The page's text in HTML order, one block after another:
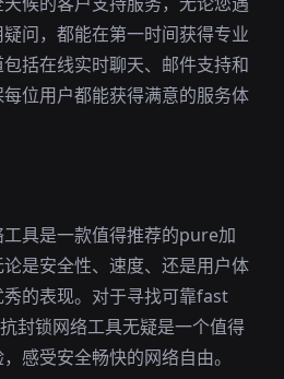
问，都能在第一时间获得专业
括在线实时聊天、邮件支持和
位用户都能获得满意的服务体
具是一款值得推荐的pure加
是安全性、速度、还是用户体
的表现。对于寻找可靠fast
封锁网络工具无疑是一个值得
感受安全畅快的网络自由。